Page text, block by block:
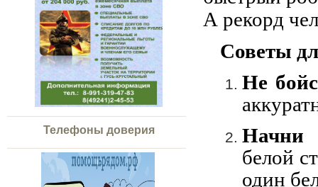
Телефоны доверия
А рекорд
Советы
Не
Начни
белой
один